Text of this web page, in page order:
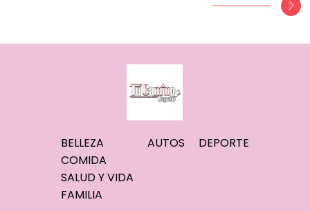
BELLEZA
COMIDA
SALUD Y VIDA
FAMILIA
AUTOS DEPORTE